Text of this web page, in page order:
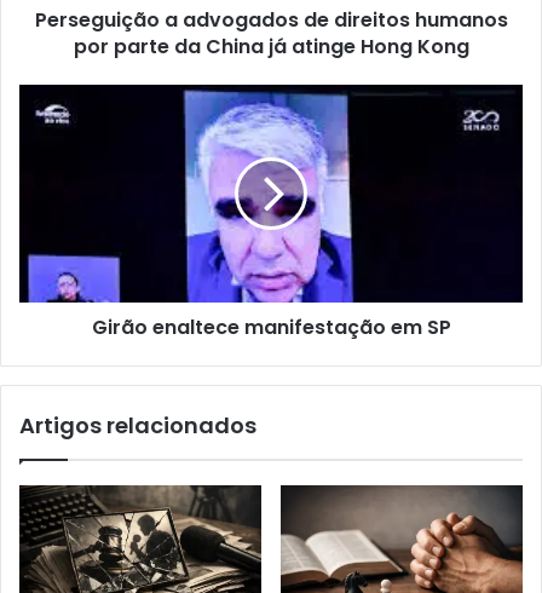
Perseguição a advogados de direitos humanos
por parte da China já atinge Hong Kong
Girão enaltece manifestação em SP
Artigos relacionados